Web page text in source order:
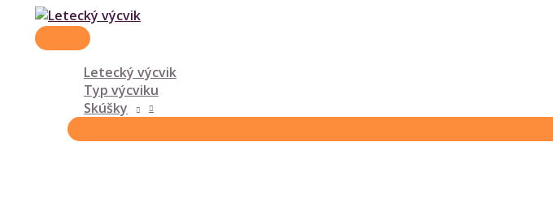
Preskočiť
obsah
MENU
Letecký výcvik
Typ výcviku
Skúšky